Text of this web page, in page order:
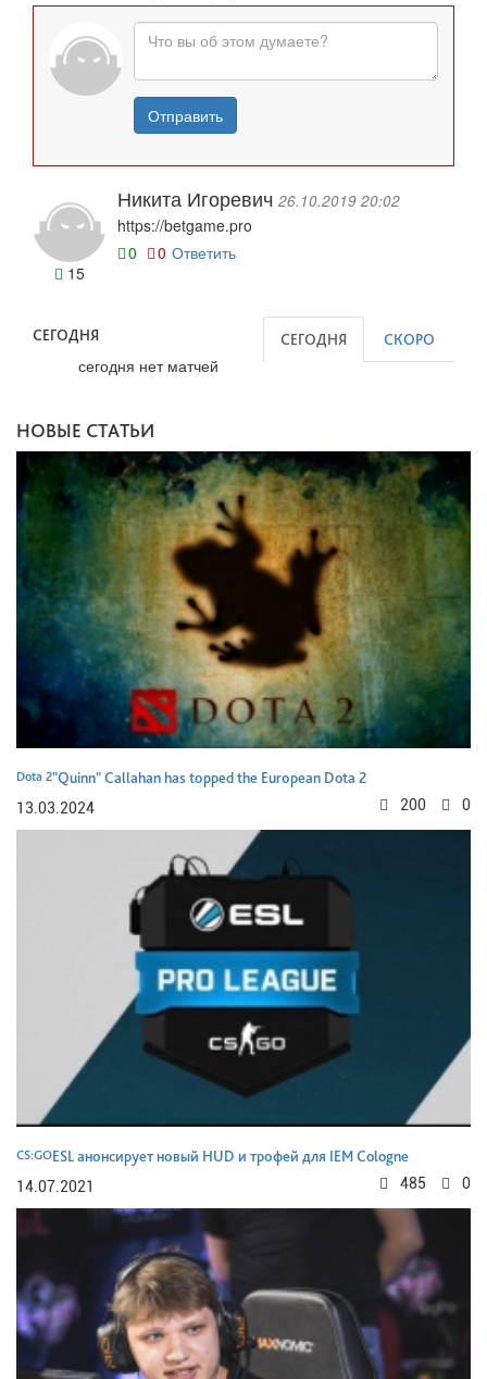
Отправить
15
Никита Игоревич 26.10.2019 20:02
https://betgame.pro
0
0 Ответить
СЕГОДНЯ СКОРО
СЕГОДНЯ
сегодня нет матчей
НОВЫЕ СТАТЬИ
Dota 2"Quinn" Callahan has topped the European Dota 2
13.03.2024
0
200
CS:GOESL анонсирует новый HUD и трофей для IEM Cologne
14.07.2021
0
485